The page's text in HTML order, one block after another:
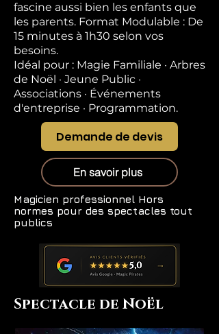
fascine aussi bien les enfants que
les parents. Format Modulable : De
15 minutes à 1h30 selon vos
besoins.
Idéal pour : Magie Familiale · Arbres
de Noël · Jeune Public ·
Associations · Événements
d'entreprise · Programmation.
Demande de devis
En savoir plus
Magicien professionnel Hors
normes pour des spectacles tout
publics
Spectacle de Noël